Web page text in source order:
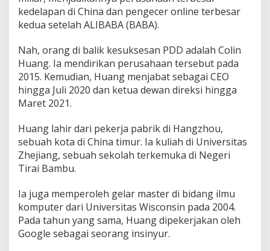
kedelapan di China dan pengecer online terbesar
kedua setelah ALIBABA (BABA).
Nah, orang di balik kesuksesan PDD adalah Colin
Huang. Ia mendirikan perusahaan tersebut pada
2015. Kemudian, Huang menjabat sebagai CEO
hingga Juli 2020 dan ketua dewan direksi hingga
Maret 2021.
Huang lahir dari pekerja pabrik di Hangzhou,
sebuah kota di China timur. Ia kuliah di Universitas
Zhejiang, sebuah sekolah terkemuka di Negeri
Tirai Bambu.
Ia juga memperoleh gelar master di bidang ilmu
komputer dari Universitas Wisconsin pada 2004.
Pada tahun yang sama, Huang dipekerjakan oleh
Google sebagai seorang insinyur.